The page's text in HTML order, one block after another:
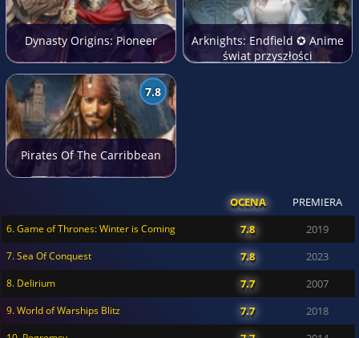
Dynasty Origins: Pioneer
Arknights: Endfield ✪ Anime
świat przyszłości
7.8
Pirates Of The Carribbean
OCENA PREMIERA
6. Game of Thrones: Winter is Coming 7.8 2019
7. Sea Of Conquest 7.8 2023
8. Delirium 7.7 2007
9. World of Warships Blitz 7.7 2018